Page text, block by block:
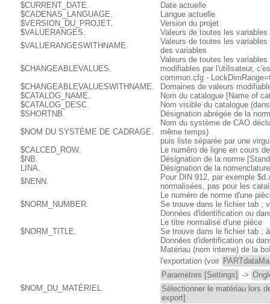
$CURRENT_DATE.
Date actuelle
$CADENAS_LANGUAGE.
Langue actuelle
$VERSION_DU_PROJET.
Version du projet
$VALUERANGES.
Valeurs de toutes les
$VALUERANGESWITHNAME.
Valeurs de toutes les
des variables
$CHANGEABLEVALUES.
Valeurs de toutes les
modifiables par l'utilisateur,
common.cfg -
$CHANGEABLEVALUESWITHNAME.
Domaines de valeurs
$CATALOG_NAME.
Nom du catalogue [Name of
$CATALOG_DESC.
Nom visible du catalogue
$SHORTNB.
Désignation abrégée de la
$NOM DU SYSTÈME DE CADRAGE.
Nom du système de CAO
même temps)
puis liste séparée par une
$CALCED_ROW.
Le numéro de ligne en cours
$NB.
Désignation de la norme
LINA.
Désignation de la
$NENN.
Pour DIN 912, par exemple
normalisées, pas pour les
$NORM_NUMBER.
Le numéro de norme d'une
Se trouve dans le fichier tab ;
Données d'identification ou
$NORM_TITLE.
Le titre normalisé d'une pièce
Se trouve dans le fichier tab ;
Données d'identification ou
$NOM_DU_MATÉRIEL.
Matériau (nom interne) de la
l'exportation (voir
Paramètres [Settings] ->
Sélectionner le matériau lors
export]